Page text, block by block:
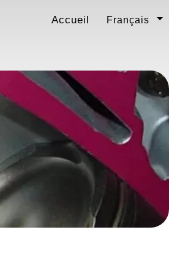
Accueil Français